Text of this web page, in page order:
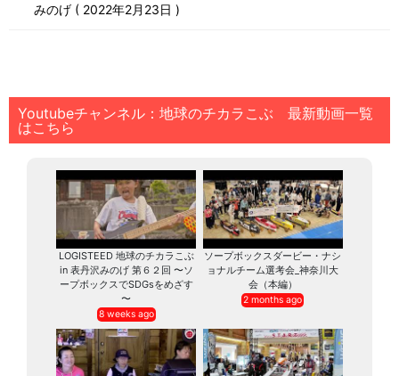
みのげ
2022年2月23日
Youtubeチャンネル：地球のチカラこぶ 最新動画一覧
はこちら
LOGISTEED 地球のチカラこぶ
in 表丹沢みのげ 第６２回 〜ソ
ープボックスでSDGsをめざす
〜
8 weeks ago
ソープボックスダービー・ナシ
ョナルチーム選考会_神奈川大
会（本編）
2 months ago